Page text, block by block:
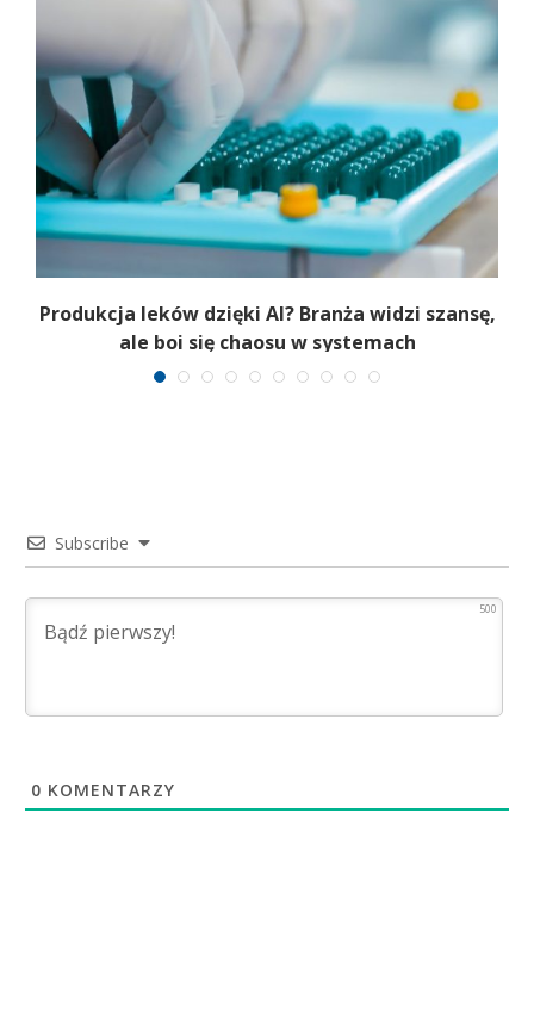
Produkcja leków dzięki AI? Branża widzi szansę,
ale boi się chaosu w systemach
Subscribe
500
0 KOMENTARZY